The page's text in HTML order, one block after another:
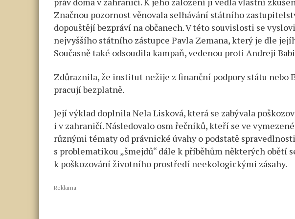
Značnou pozornost věnovala selhávání státního
dopouštějí bezpráví na občanech. V této souvislosti se
nejvyššího státního zástupce Pavla Zemana, který je dle
Současně také odsoudila kampaň, vedenou proti Andreji
Zdůraznila, že institut nežije z finanční podpory státu nebo
pracují bezplatně.
Její výklad doplnila Nela Lisková, která se zabývala
i v zahraničí. Následovalo osm řečníků, kteří se ve
různými tématy od právnické úvahy o podstatě
s problematikou „šmejdů“ dále k příběhům některých obětí
k poškozování životního prostředí neekologickými zásahy.
Reklama